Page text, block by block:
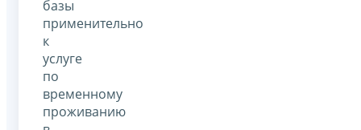
базы
применительно
к
услуге
по
временному
проживанию